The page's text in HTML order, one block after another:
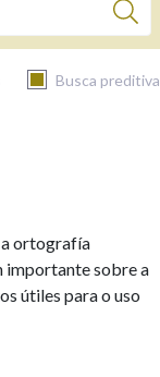
Busca preditiva
a ortografía
importante sobre a
útiles para o uso